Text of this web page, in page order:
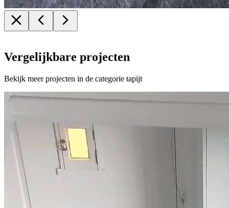
Vergelijkbare projecten
Bekijk meer projecten in de categorie tapijt